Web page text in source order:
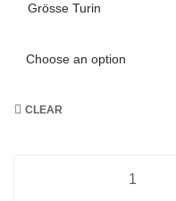
Grösse Turin
CLEAR